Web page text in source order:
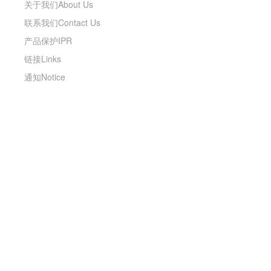
关于我们About Us
联系我们Contact Us
产品保护IPR
链接Links
通知Notice